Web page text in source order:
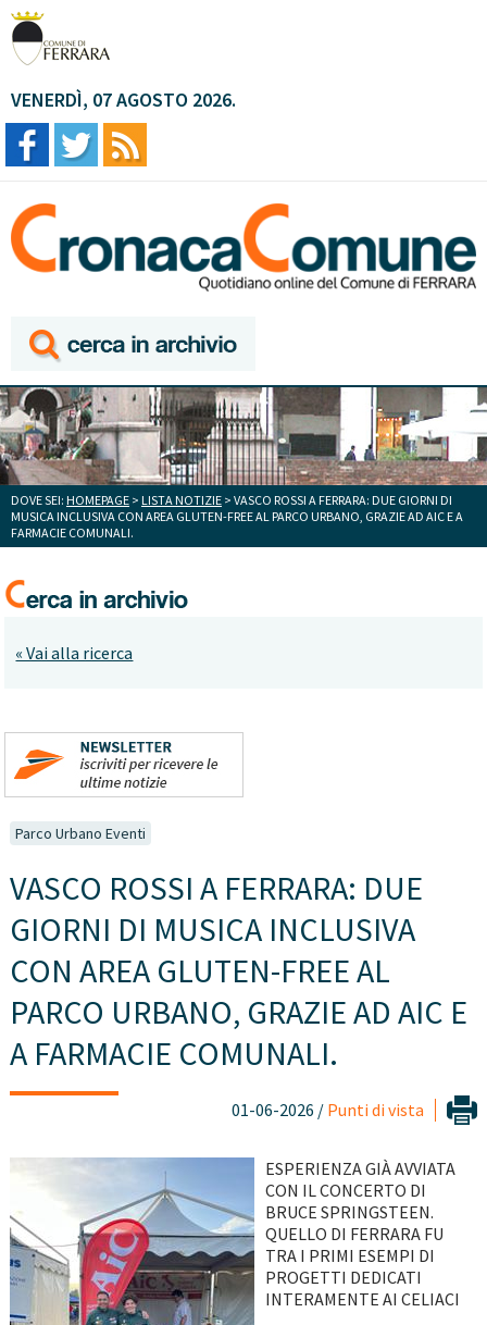
VENERDÌ, 07 AGOSTO 2026.
DOVE SEI: HOMEPAGE > LISTA NOTIZIE > VASCO ROSSI A FERRARA: DUE GIORNI DI
MUSICA INCLUSIVA CON AREA GLUTEN-FREE AL PARCO URBANO, GRAZIE AD AIC E A
FARMACIE COMUNALI.
« Vai alla ricerca
Parco Urbano Eventi
VASCO ROSSI A FERRARA: DUE
GIORNI DI MUSICA INCLUSIVA
CON AREA GLUTEN-FREE AL
PARCO URBANO, GRAZIE AD AIC E
A FARMACIE COMUNALI.
01-06-2026 / Punti di vista
ESPERIENZA GIÀ AVVIATA
CON IL CONCERTO DI
BRUCE SPRINGSTEEN.
QUELLO DI FERRARA FU
TRA I PRIMI ESEMPI DI
PROGETTI DEDICATI
INTERAMENTE AI CELIACI